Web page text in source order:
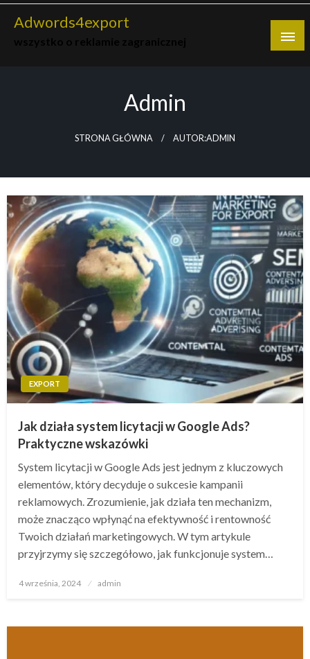
Skip
Adwords4export
Admin
STRONA GŁÓWNA AUTOR:ADMIN
EXPORT
Jak działa system licytacji w Google Ads?
Praktyczne wskazówki
System licytacji w Google Ads jest jednym z kluczowych
elementów, który decyduje o sukcesie kampanii
reklamowych. Zrozumienie, jak działa ten mechanizm,
może znacząco wpłynąć na efektywność i rentowność
Twoich działań marketingowych. W tym artykule
przyjrzymy się szczegółowo, jak funkcjonuje system…
Opublikowane
4 września, 2024 admin